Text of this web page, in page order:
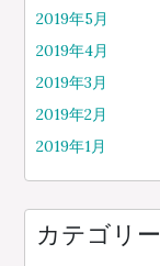
2019年5月
2019年4月
2019年3月
2019年2月
2019年1月
カテゴリー